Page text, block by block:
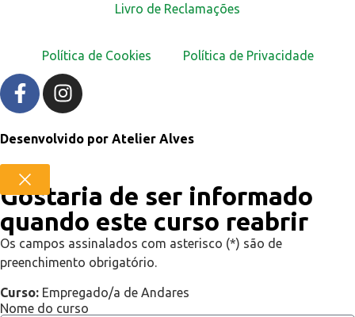
Livro de Reclamações
Política de Cookies Política de Privacidade
Desenvolvido por Atelier Alves
Gostaria de ser informado
quando este curso reabrir
Os campos assinalados com asterisco (*) são de
preenchimento obrigatório.
Curso: Empregado/a de Andares
Nome do curso